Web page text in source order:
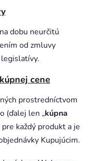
dobu neurčitú
od zmluvy
cene
prostredníctvom
(ďalej len „kúpna
každý produkt a je
Kupujúcim.